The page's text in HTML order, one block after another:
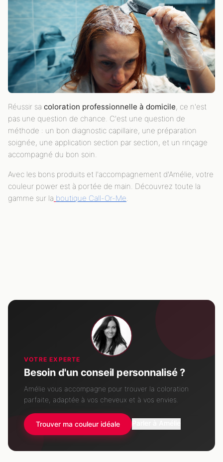
Réussir sa coloration professionnelle à domicile, ce n'est
pas une question de chance. C'est une question de
méthode : un bon diagnostic capillaire, une préparation
soignée, une application section par section, et un rinçage
accompagné du bon soin.
Avec les bons produits et l'accompagnement d'Amélie, votre
couleur power est à portée de main. Découvrez toute la
gamme sur la boutique Call-Or-Me.
VOTRE EXPERTE
Besoin d'un conseil personnalisé ?
Amélie vous accompagne pour trouver la coloration
parfaite, adaptée à vos cheveux et à vos envies.
Trouver ma couleur idéale